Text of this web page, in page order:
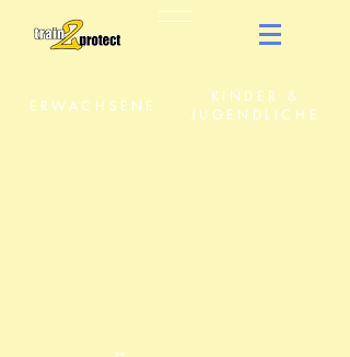
ERWACHSENE
KINDER &
JUGENDLICHE